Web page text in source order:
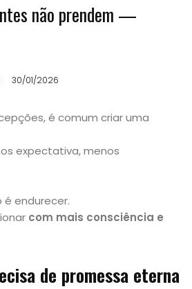
não prendem —
30/01/2026
é comum criar uma
expectativa, menos
é endurecer.
com mais consciência e
de promessa eterna